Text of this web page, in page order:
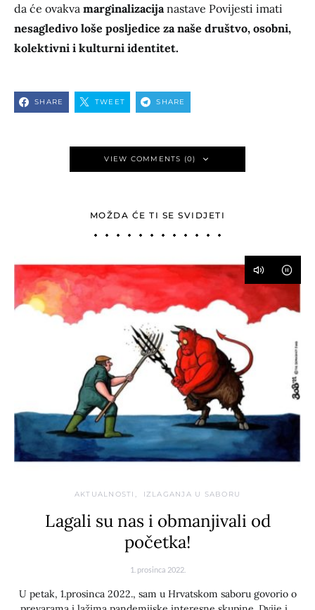
da će ovakva marginalizacija nastave Povijesti imati
nesagledivo loše posljedice za naše društvo, osobni,
kolektivni i kulturni identitet.
SHARE TWEET SHARE
VIEW COMMENTS (0)
MOŽDA ĆE TI SE SVIDJETI
AKTUALNOSTI IZLAGANJA U SABORU
Lagali su nas i obmanjivali od
početka!
1. prosinca 2022.
U petak, 1.prosinca 2022., sam u Hrvatskom saboru govorio o